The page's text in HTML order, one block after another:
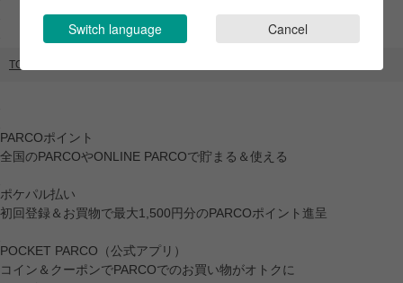
TOP
PARCOポイント
全国のPARCOやONLINE PARCOで貯まる＆使える
ポケパル払い
初回登録＆お買物で最大1,500円分のPARCOポイント進呈
POCKET PARCO（公式アプリ）
コイン＆クーポンでPARCOでのお買い物がオトクに
Switch language Cancel